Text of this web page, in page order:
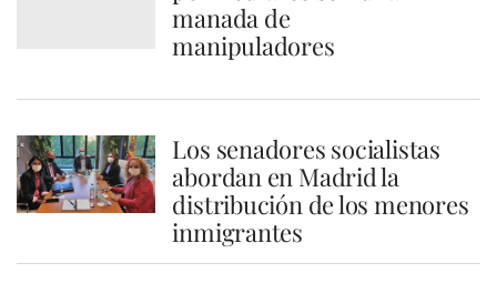
manada de
manipuladores
Los senadores socialistas
abordan en Madrid la
distribución de los menores
inmigrantes